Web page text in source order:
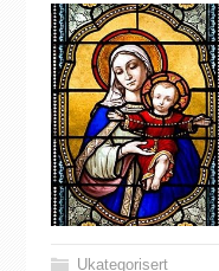
Ukategorisert